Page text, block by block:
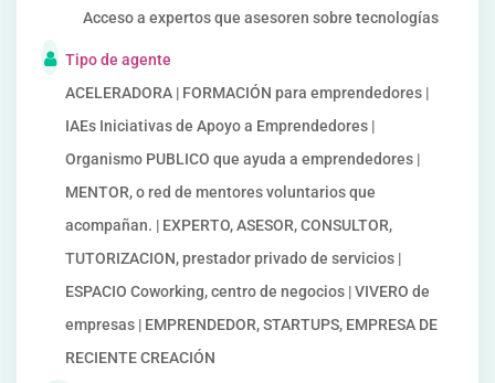
Acceso a expertos que asesoren sobre tecnologías
Tipo de agente
ACELERADORA | FORMACIÓN para emprendedores |
IAEs Iniciativas de Apoyo a Emprendedores |
Organismo PUBLICO que ayuda a emprendedores |
MENTOR, o red de mentores voluntarios que
acompañan. | EXPERTO, ASESOR, CONSULTOR,
TUTORIZACION, prestador privado de servicios |
ESPACIO Coworking, centro de negocios | VIVERO de
empresas | EMPRENDEDOR, STARTUPS, EMPRESA DE
RECIENTE CREACIÓN